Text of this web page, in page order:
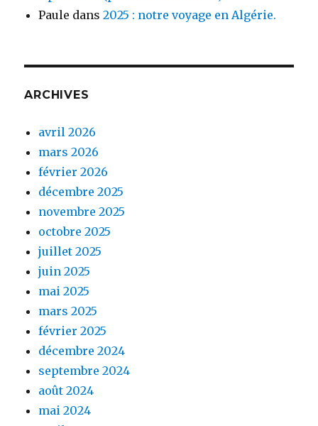
Paule dans2025 : notre voyage en Algérie.
ARCHIVES
avril 2026
mars 2026
février 2026
décembre 2025
novembre 2025
octobre 2025
juillet 2025
juin 2025
mai 2025
mars 2025
février 2025
décembre 2024
septembre 2024
août 2024
mai 2024